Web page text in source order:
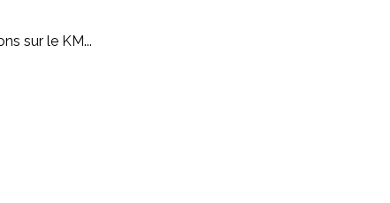
sur le KM...